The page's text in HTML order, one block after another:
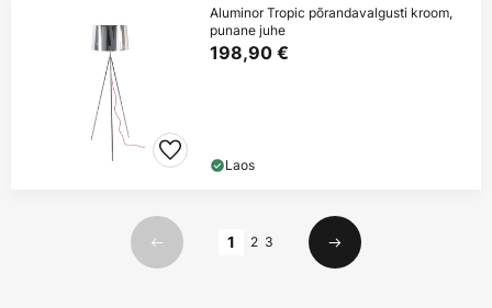
Aluminor Tropic põrandavalgusti kroom,
punane juhe
198,90 €
Laos
Eelmine
1 2 3
Järgmine